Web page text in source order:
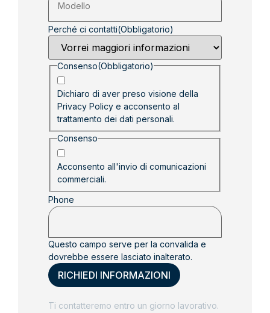
Perché ci contatti(Obbligatorio)
Consenso(Obbligatorio)
Dichiaro di aver preso visione della
Privacy Policye acconsento al
trattamento dei dati personali.
Consenso
Acconsento all'invio di comunicazioni
commerciali.
Phone
Questo campo serve per la convalida e
dovrebbe essere lasciato inalterato.
Ti contatteremo entro un giorno lavorativo.